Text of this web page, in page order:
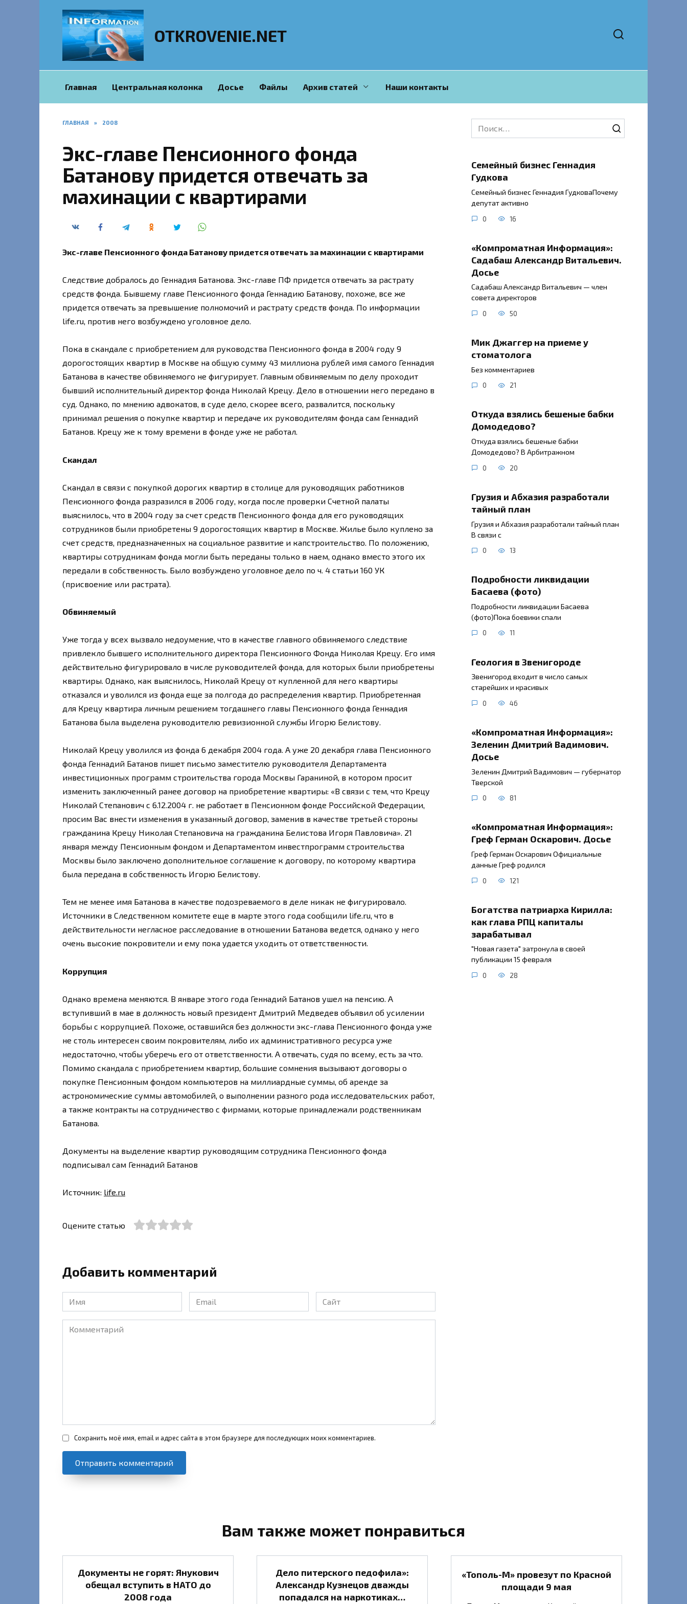
OTKROVENIE.NET
Главная Центральная колонка Досье Файлы Архив статей Наши контакты
ГЛАВНАЯ » 2008
Экс-главе Пенсионного фонда
Батанову придется отвечать за
махинации с квартирами
Экс-главе Пенсионного фонда Батанову придется отвечать за махинации с квартирами
Следствие добралось до Геннадия Батанова. Экс-главе ПФ придется отвечать за растрату
средств фонда. Бывшему главе Пенсионного фонда Геннадию Батанову, похоже, все же
придется отвечать за превышение полномочий и растрату средств фонда. По информации
life.ru, против него возбуждено уголовное дело.
Пока в скандале с приобретением для руководства Пенсионного фонда в 2004 году 9
дорогостоящих квартир в Москве на общую сумму 43 миллиона рублей имя самого Геннадия
Батанова в качестве обвиняемого не фигурирует. Главным обвиняемым по делу проходит
бывший исполнительный директор фонда Николай Крецу. Дело в отношении него передано в
суд. Однако, по мнению адвокатов, в суде дело, скорее всего, развалится, поскольку
принимал решения о покупке квартир и передаче их руководителям фонда сам Геннадий
Батанов. Крецу же к тому времени в фонде уже не работал.
Скандал
Скандал в связи с покупкой дорогих квартир в столице для руководящих работников
Пенсионного фонда разразился в 2006 году, когда после проверки Счетной палаты
выяснилось, что в 2004 году за счет средств Пенсионного фонда для его руководящих
сотрудников были приобретены 9 дорогостоящих квартир в Москве. Жилье было куплено за
счет средств, предназначенных на социальное развитие и капстроительство. По положению,
квартиры сотрудникам фонда могли быть переданы только в наем, однако вместо этого их
передали в собственность. Было возбуждено уголовное дело по ч. 4 статьи 160 УК
(присвоение или растрата).
Обвиняемый
Уже тогда у всех вызвало недоумение, что в качестве главного обвиняемого следствие
привлекло бывшего исполнительного директора Пенсионного Фонда Николая Крецу. Его имя
действительно фигурировало в числе руководителей фонда, для которых были приобретены
квартиры. Однако, как выяснилось, Николай Крецу от купленной для него квартиры
отказался и уволился из фонда еще за полгода до распределения квартир. Приобретенная
для Крецу квартира личным решением тогдашнего главы Пенсионного фонда Геннадия
Батанова была выделена руководителю ревизионной службы Игорю Белистову.
Николай Крецу уволился из фонда 6 декабря 2004 года. А уже 20 декабря глава Пенсионного
фонда Геннадий Батанов пишет письмо заместителю руководителя Департамента
инвестиционных программ строительства города Москвы Гараниной, в котором просит
изменить заключенный ранее договор на приобретение квартиры: «В связи с тем, что Крецу
Николай Степанович с 6.12.2004 г. не работает в Пенсионном фонде Российской Федерации,
просим Вас внести изменения в указанный договор, заменив в качестве третьей стороны
гражданина Крецу Николая Степановича на гражданина Белистова Игоря Павловича». 21
января между Пенсионным фондом и Департаментом инвестпрограмм строительства
Москвы было заключено дополнительное соглашение к договору, по которому квартира
была передана в собственность Игорю Белистову.
Тем не менее имя Батанова в качестве подозреваемого в деле никак не фигурировало.
Источники в Следственном комитете еще в марте этого года сообщили life.ru, что в
действительности негласное расследование в отношении Батанова ведется, однако у него
очень высокие покровители и ему пока удается уходить от ответственности.
Коррупция
Однако времена меняются. В январе этого года Геннадий Батанов ушел на пенсию. А
вступивший в мае в должность новый президент Дмитрий Медведев объявил об усилении
борьбы с коррупцией. Похоже, оставшийся без должности экс-глава Пенсионного фонда уже
не столь интересен своим покровителям, либо их административного ресурса уже
недостаточно, чтобы уберечь его от ответственности. А отвечать, судя по всему, есть за что.
Помимо скандала с приобретением квартир, большие сомнения вызывают договоры о
покупке Пенсионным фондом компьютеров на миллиардные суммы, об аренде за
астрономические суммы автомобилей, о выполнении разного рода исследовательских работ,
а также контракты на сотрудничество с фирмами, которые принадлежали родственникам
Батанова.
Документы на выделение квартир руководящим сотрудника Пенсионного фонда
подписывал сам Геннадий Батанов
Источник: life.ru
Оцените статью
Добавить комментарий
Имя
*
Email
*
Сайт
Комментарий
Сохранить моё имя, email и адрес сайта в этом браузере для последующих моих комментариев.
Search
for:
Семейный бизнес Геннадия
Гудкова
Семейный бизнес Геннадия ГудковаПочему
депутат активно
0 16
«Компроматная Информация»:
Садабаш Александр Витальевич.
Досье
Садабаш Александр Витальевич — член
совета директоров
0 50
Мик Джаггер на приеме у
стоматолога
Без комментариев
0 21
Откуда взялись бешеные бабки
Домодедово?
Откуда взялись бешеные бабки
Домодедово? В Арбитражном
0 20
Грузия и Абхазия разработали
тайный план
Грузия и Абхазия разработали тайный план
В связи с
0 13
Подробности ликвидации
Басаева (фото)
Подробности ликвидации Басаева
(фото)Пока боевики спали
0 11
Геология в Звенигороде
Звенигород входит в число самых
старейших и красивых
0 46
«Компроматная Информация»:
Зеленин Дмитрий Вадимович.
Досье
Зеленин Дмитрий Вадимович — губернатор
Тверской
0 81
«Компроматная Информация»:
Греф Герман Оскарович. Досье
Греф Герман Оскарович Официальные
данные Греф родился
0 121
Богатства патриарха Кирилла:
как глава РПЦ капиталы
зарабатывал
"Новая газета" затронула в своей
публикации 15 февраля
0 28
Вам также может понравиться
Документы не горят: Янукович
обещал вступить в НАТО до
2008 года
Дело питерского педофила»:
Александр Кузнецов дважды
попадался на наркотиках…
«Тополь-М» провезут по Красной
площади 9 мая